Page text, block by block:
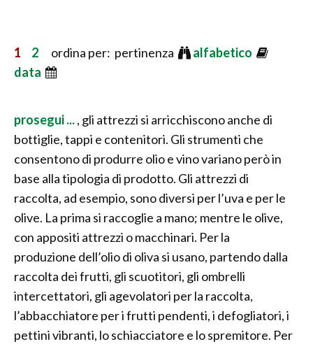
1 2 ordina per: pertinenza
alfabetico
data
prosegui ..., gli attrezzi si arricchiscono anche di
bottiglie, tappi e contenitori. Gli strumenti che
consentono di produrre olio e vino variano però in
base alla tipologia di prodotto. Gli attrezzi di
raccolta, ad esempio, sono diversi per l’uva e per le
olive. La prima si raccoglie a mano; mentre le olive,
con appositi attrezzi o macchinari. Per la
produzione dell’olio di oliva si usano, partendo dalla
raccolta dei frutti, gli scuotitori, gli ombrelli
intercettatori, gli agevolatori per la raccolta,
l’abbacchiatore per i frutti pendenti, i defogliatori, i
pettini vibranti, lo schiacciatore e lo spremitore. Per